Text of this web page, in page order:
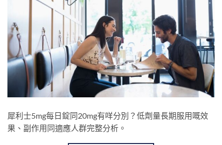
犀利士5mg每日錠同20mg有咩分別？低劑量長期服用嘅效
果、副作用同適應人群完整分析。